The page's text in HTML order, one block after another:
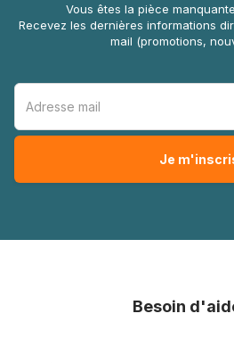
Vous êtes la pièce
Recevez les dernières informations
mail (promotions,
Besoin